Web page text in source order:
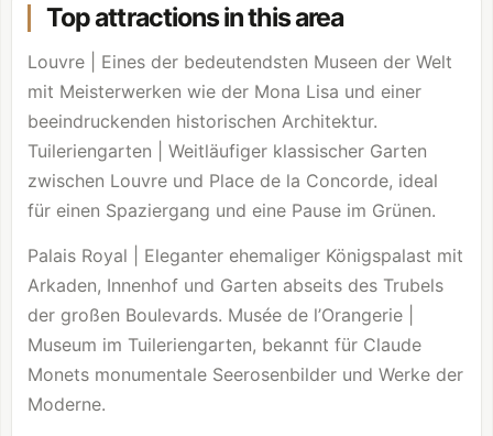
Top attractions in this area
Louvre | Eines der bedeutendsten Museen der Welt
mit Meisterwerken wie der Mona Lisa und einer
beeindruckenden historischen Architektur.
Tuileriengarten | Weitläufiger klassischer Garten
zwischen Louvre und Place de la Concorde, ideal
für einen Spaziergang und eine Pause im Grünen.
Palais Royal | Eleganter ehemaliger Königspalast mit
Arkaden, Innenhof und Garten abseits des Trubels
der großen Boulevards. Musée de l’Orangerie |
Museum im Tuileriengarten, bekannt für Claude
Monets monumentale Seerosenbilder und Werke der
Moderne.